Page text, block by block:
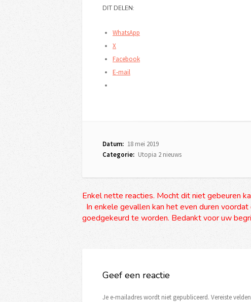
DIT DELEN:
WhatsApp
X
Facebook
E-mail
Datum: 18 mei 2019
Categorie: Utopia 2 nieuws
Enkel nette reacties. Mocht dit niet gebeuren
In enkele gevallen kan het even duren
goedgekeurd te worden. Bedankt voor uw
Geef een reactie
Je e-mailadres wordt niet gepubliceerd. Vereiste